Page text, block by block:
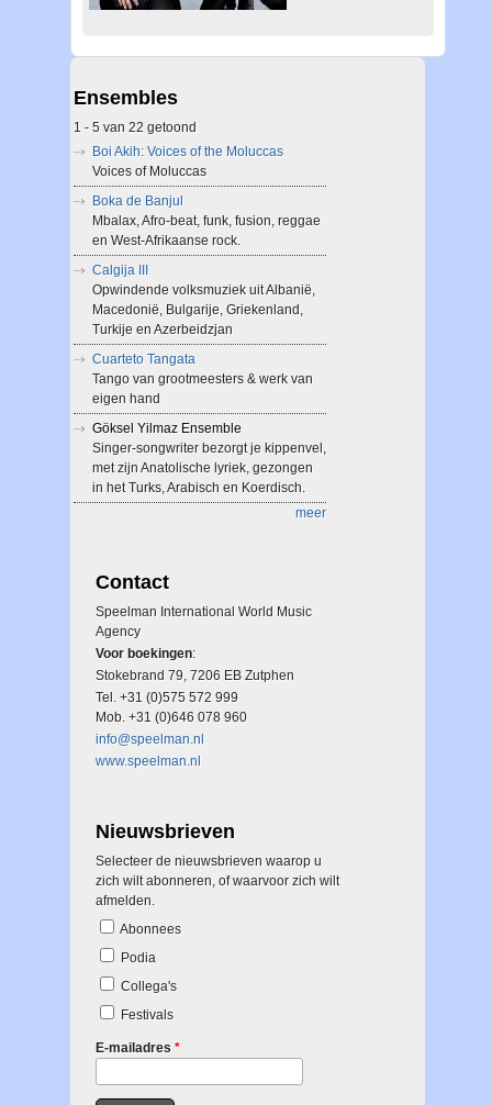
Ensembles
1 - 5 van 22 getoond
Boi Akih: Voices of the Moluccas
Voices of Moluccas
Boka de Banjul
Mbalax, Afro-beat, funk, fusion, reggae
en West-Afrikaanse rock.
Calgija III
Opwindende volksmuziek uit Albanië,
Macedonië, Bulgarije, Griekenland,
Turkije en Azerbeidzjan
Cuarteto Tangata
Tango van grootmeesters & werk van
eigen hand
Göksel Yilmaz Ensemble
Singer-songwriter bezorgt je kippenvel,
met zijn Anatolische lyriek, gezongen
in het Turks, Arabisch en Koerdisch.
meer
Contact
Speelman International World Music
Agency
Voor boekingen:
Stokebrand 79, 7206 EB Zutphen
Tel. +31 (0)575 572 999
Mob. +31 (0)646 078 960
info@speelman.nl
www.speelman.nl
Nieuwsbrieven
Selecteer de nieuwsbrieven waarop u
zich wilt abonneren, of waarvoor zich wilt
afmelden.
Abonnees
Podia
Collega's
Festivals
E-mailadres *